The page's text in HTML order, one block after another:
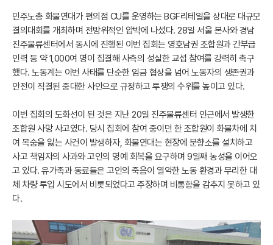
민주노총 화물연대가 편의점 CU를 운영하는 BGF리테일을 상대로 대규모
결의대회를 개최하며 전방위적인 압박에 나섰다. 28일 서울 본사와 경남
진주물류센터에서 동시에 진행된 이번 집회는 영호남권 조합원과 간부급
인력 등 약 1,000여 명이 집결해 사측의 성실한 교섭 참여를 강력히 촉구
했다. 노동계는 이번 사태를 단순한 임금 협상을 넘어 노동자의 생존권과
안전이 직결된 중대한 사안으로 규정하고 투쟁의 수위를 높이고 있다.
이번 집회의 도화선이 된 것은 지난 20일 진주물류센터 인근에서 발생한
조합원 사망 사고였다. 당시 집회에 참여 중이던 한 조합원이 화물차에 치
여 목숨을 잃는 사건이 발생하자, 화물연대는 현장에 분향소를 설치하고
사고 책임자의 사과와 고인의 명예 회복을 요구하며 9일째 농성을 이어오
고 있다. 유가족과 동료들은 고인의 죽음이 열악한 노동 환경과 무리한 대
체 차량 투입 시도에서 비롯되었다고 주장하며 비통함을 감추지 못하고 있
다.